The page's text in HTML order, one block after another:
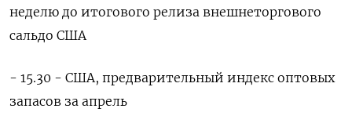
неделю до итогового релиза внешнеторгового
сальдо США
- 15.30 - США, предварительный индекс оптовых
запасов за апрель